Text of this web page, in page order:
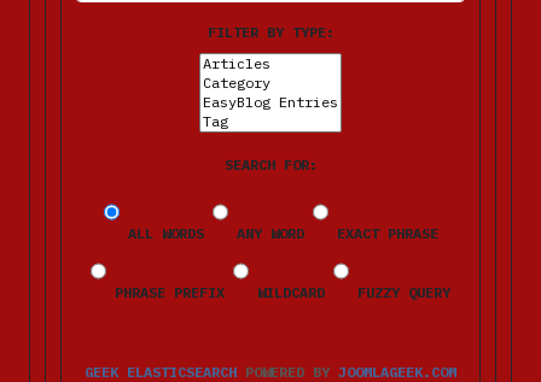
FILTER BY TYPE:
SEARCH FOR:
ALL WORDS ANY WORD EXACT PHRASE
PHRASE PREFIX WILDCARD FUZZY QUERY
GEEK ELASTICSEARCH POWERED BY JOOMLAGEEK.COM